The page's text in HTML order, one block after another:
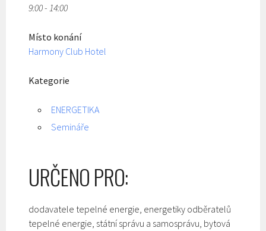
9:00 - 14:00
Místo konání
Harmony Club Hotel
Kategorie
ENERGETIKA
Semináře
URČENO PRO:
dodavatele tepelné energie, energetiky odběratelů
tepelné energie, státní správu a samosprávu, bytová